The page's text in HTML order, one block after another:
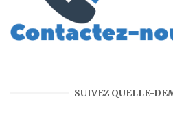
SUIVEZ QUELLE-